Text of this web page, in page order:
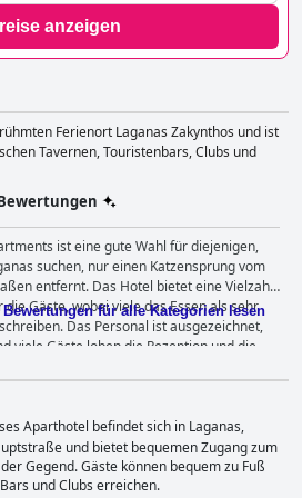
anzeigen
Ferienort Laganas Zakynthos und ist
Tavernen, Touristenbars, Clubs und
ist eine gute Wahl für diejenigen,
suchen, nur einen Katzensprung vom
entfernt. Das Hotel bietet eine Vielzahl
Gäste, wobei viele das Essen als sehr
Das Personal ist ausgezeichnet,
viele Gäste loben die Rezeption und die
oder drei Pools, die gut gepflegt sind
Die Lage des Hotels in der Nähe des
Annehmlichkeiten macht es zu einem
und Reisende jeden Alters. Einige Gäste
mit der Sauberkeit des Hotels und
waren die Gäste mit dem, was sie
zufrieden.
für alle Kategorien lesen
Aparthotel befindet sich in Laganas,
und bietet bequemen Zugang zum
Gegend. Gäste können bequem zu Fuß
und Clubs erreichen.